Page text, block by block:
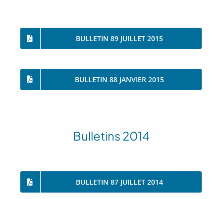
BULLETIN 89 JUILLET 2015
BULLETIN 88 JANVIER 2015
Bulletins 2014
BULLETIN 87 JUILLET 2014